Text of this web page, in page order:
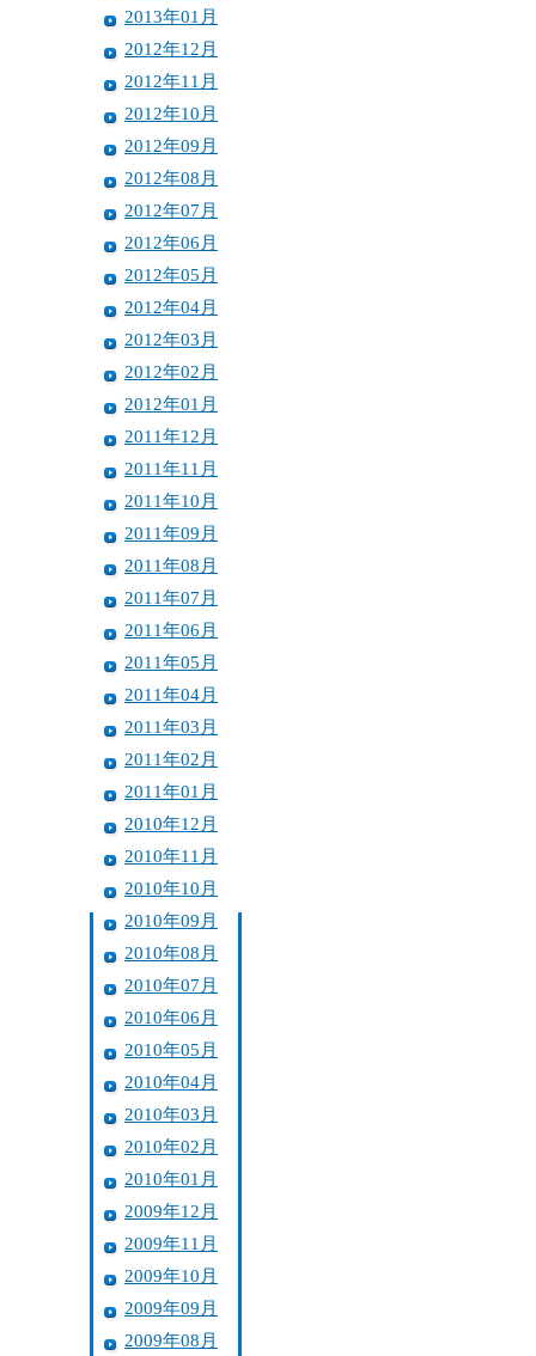
2013年01月
2012年12月
2012年11月
2012年10月
2012年09月
2012年08月
2012年07月
2012年06月
2012年05月
2012年04月
2012年03月
2012年02月
2012年01月
2011年12月
2011年11月
2011年10月
2011年09月
2011年08月
2011年07月
2011年06月
2011年05月
2011年04月
2011年03月
2011年02月
2011年01月
2010年12月
2010年11月
2010年10月
2010年09月
2010年08月
2010年07月
2010年06月
2010年05月
2010年04月
2010年03月
2010年02月
2010年01月
2009年12月
2009年11月
2009年10月
2009年09月
2009年08月